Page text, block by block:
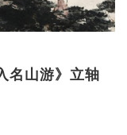
名山游》立轴